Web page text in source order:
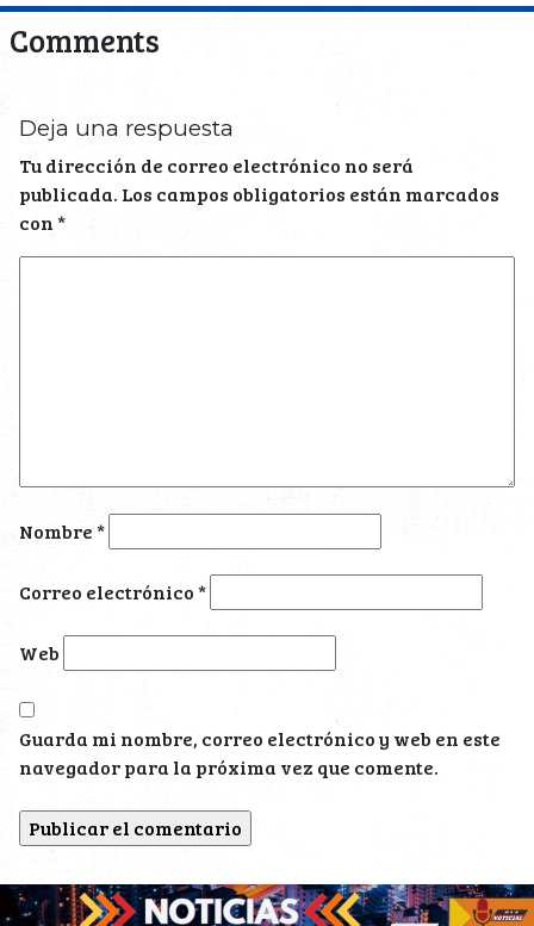
Comments
Deja una respuesta
Tu dirección de correo electrónico no será
publicada. Los campos obligatorios están marcados
con*
Nombre*
Correo electrónico*
Web
Guarda mi nombre, correo electrónico y web en este
navegador para la próxima vez que comente.